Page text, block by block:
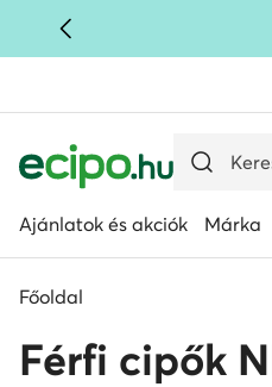
UGRÁS A FŐ
Ajánlatok és akciók Márka
Főoldal
Férfi cipők